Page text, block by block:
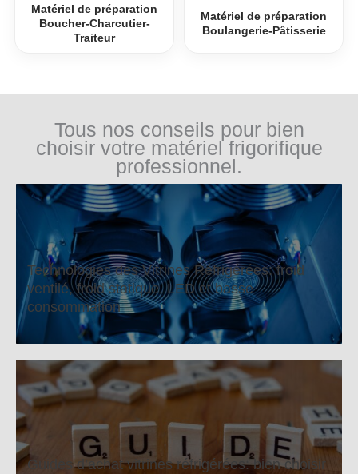
Matériel de préparation
Boucher-Charcutier-
Traiteur
Matériel de préparation
Boulangerie-Pâtisserie
Tous nos conseils pour bien
choisir votre matériel frigorifique
professionnel.
Technologies des Vitrines Réfrigérées: froid
ventilé, froid statique, LED et basse
consommation
Guides d’achat vitrines réfrigérées: bien choisir